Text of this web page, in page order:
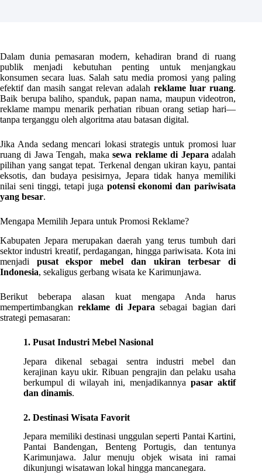
Dalam dunia pemasaran modern, kehadiran brand di ruang
publik menjadi kebutuhan penting untuk menjangkau
konsumen secara luas. Salah satu media promosi yang paling
efektif dan masih sangat relevan adalahreklame luar ruang.
Baik berupa baliho, spanduk, papan nama, maupun videotron,
reklame mampu menarik perhatian ribuan orang setiap hari—
tanpa terganggu oleh algoritma atau batasan digital.
Jika Anda sedang mencari lokasi strategis untuk promosi luar
ruang di Jawa Tengah, makasewa reklame di Jepara adalah
pilihan yang sangat tepat. Terkenal dengan ukiran kayu, pantai
eksotis, dan budaya pesisirnya, Jepara tidak hanya memiliki
nilai seni tinggi, tetapi juga potensi ekonomi dan pariwisata
yang besar.
Mengapa Memilih Jepara untuk Promosi Reklame?
Kabupaten Jepara merupakan daerah yang terus tumbuh dari
sektor industri kreatif, perdagangan, hingga pariwisata. Kota ini
menjadi pusat ekspor mebel dan ukiran terbesar di
Indonesia, sekaligus gerbang wisata ke Karimunjawa.
Berikut beberapa alasan kuat mengapa Anda harus
mempertimbangkanreklame di Jepara sebagai bagian dari
strategi pemasaran:
1. Pusat Industri Mebel Nasional
Jepara dikenal sebagai sentra industri mebel dan
kerajinan kayu ukir. Ribuan pengrajin dan pelaku usaha
berkumpul di wilayah ini, menjadikannyapasar aktif
dan dinamis.
2. Destinasi Wisata Favorit
Jepara memiliki destinasi unggulan seperti Pantai Kartini,
Pantai Bandengan, Benteng Portugis, dan tentunya
Karimunjawa. Jalur menuju objek wisata ini ramai
dikunjungi wisatawan lokal hingga mancanegara.